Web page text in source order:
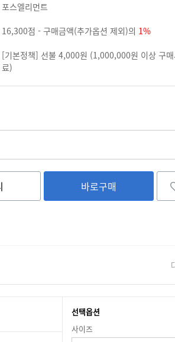
포스엘리먼트
16,300점 - 구매금액(추가옵션 제외)의 1%
[기본정책] 선불 4,000원 (1,000,000원 이상 구
료)
바로구매
선택옵션
사이즈